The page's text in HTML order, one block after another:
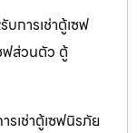
การเช่าตู้เซฟ
ฟส่วนตัว ตู้
เช่าตู้เซฟนิรภัย